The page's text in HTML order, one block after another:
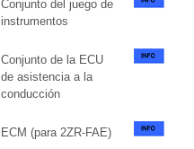
Conjunto del juego de
instrumentos
Conjunto de la ECU
de asistencia a la
conducción
ECM (para 2ZR-FAE)